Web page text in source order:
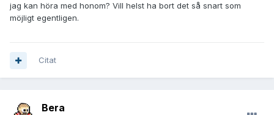
jag kan höra med honom? Vill helst ha bort det så snart som
möjligt egentligen.
Citat
Bera